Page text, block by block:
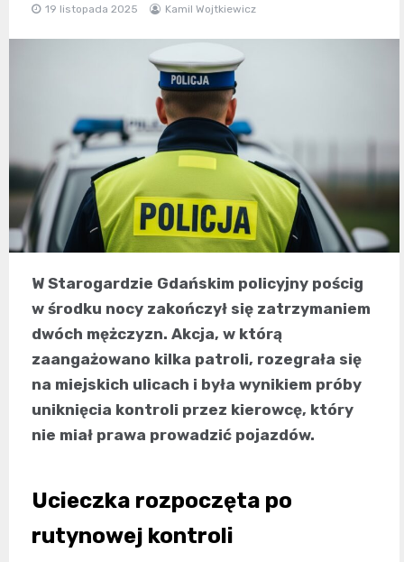
19 listopada 2025 Kamil Wojtkiewicz
W Starogardzie Gdańskim policyjny pościg
w środku nocy zakończył się zatrzymaniem
dwóch mężczyzn. Akcja, w którą
zaangażowano kilka patroli, rozegrała się
na miejskich ulicach i była wynikiem próby
uniknięcia kontroli przez kierowcę, który
nie miał prawa prowadzić pojazdów.
Ucieczka rozpoczęta po
rutynowej kontroli